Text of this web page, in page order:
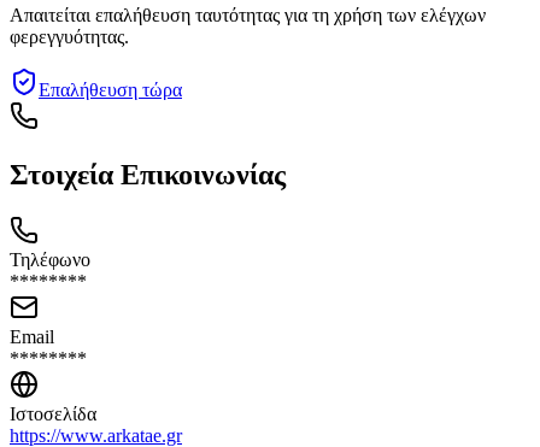
Απαιτείται επαλήθευση ταυτότητας για τη χρήση των ελέγχων
φερεγγυότητας.
Επαλήθευση τώρα
Στοιχεία Επικοινωνίας
Τηλέφωνο
********
Email
********
Ιστοσελίδα
https://www.arkatae.gr